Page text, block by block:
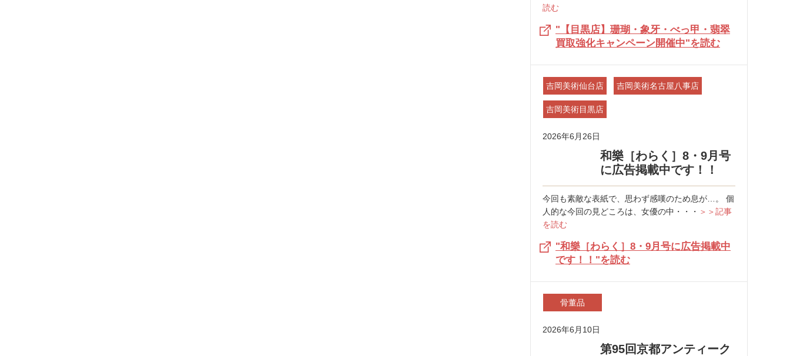
読む
"【目黒店】珊瑚・象牙・べっ甲・翡翠
買取強化キャンペーン開催中"を読む
吉岡美術仙台店 吉岡美術名古屋八事店
吉岡美術目黒店
2026年6月26日
和樂［わらく］8・9月号
に広告掲載中です！！
今回も素敵な表紙で、思わず感嘆のため息が…。 個
人的な今回の見どころは、女優の中・・・ ＞＞記事
を読む
"和樂［わらく］8・9月号に広告掲載中
です！！"を読む
骨董品
2026年6月10日
第95回京都アンティーク